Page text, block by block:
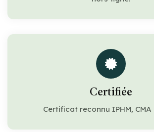
Certifiée
Certificat reconnu IPHM, CMA